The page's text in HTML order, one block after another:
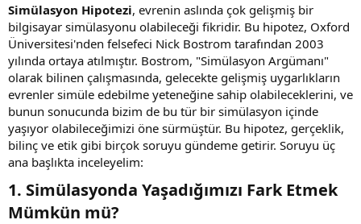
Simülasyon Hipotezi, evrenin aslında çok gelişmiş bir
bilgisayar simülasyonu olabileceği fikridir. Bu hipotez, Oxford
Üniversitesi'nden felsefeci Nick Bostrom tarafından 2003
yılında ortaya atılmıştır. Bostrom, "Simülasyon Argümanı"
olarak bilinen çalışmasında, gelecekte gelişmiş uygarlıkların
evrenler simüle edebilme yeteneğine sahip olabileceklerini, ve
bunun sonucunda bizim de bu tür bir simülasyon içinde
yaşıyor olabileceğimizi öne sürmüştür. Bu hipotez, gerçeklik,
bilinç ve etik gibi birçok soruyu gündeme getirir. Soruyu üç
ana başlıkta inceleyelim:
1. Simülasyonda Yaşadığımızı Fark Etmek
Mümkün mü?